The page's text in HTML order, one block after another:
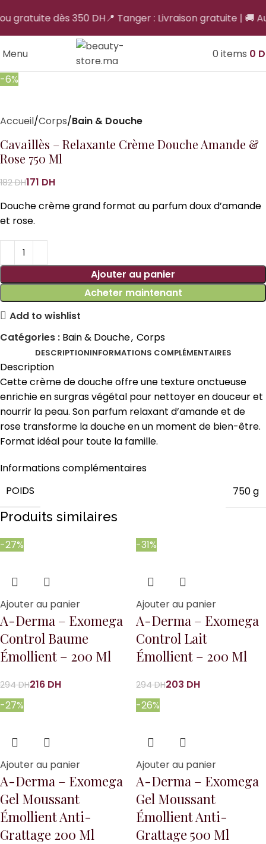
Menu 0 items 0
-6%
Accueil Corps Bain & Douche
Cavaillès – Relaxante Crème Douche Amande &
Rose 750 Ml
182DH171 DH
Douche crème grand format au parfum doux d’amande
et rose.
Ajouter au panier
Acheter maintenant
Add to wishlist
Catégories : Bain & Douche, Corps
DESCRIPTIONINFORMATIONS COMPLÉMENTAIRES
Description
Cette crème de douche offre une texture onctueuse
enrichie en surgras végétal pour nettoyer en douceur et
nourrir la peau. Son parfum relaxant d’amande et de
rose transforme la douche en un moment de bien-être.
Format idéal pour toute la famille.
Informations complémentaires
POIDS
750 g
Produits similaires
-27%
Ajouter au panier
A-Derma – Exomega
Control Baume
Émollient – 200 Ml
294DH216 DH
-31%
Ajouter au panier
A-Derma – Exomega
Control Lait
Émollient – 200 Ml
294DH203 DH
-27%
Ajouter au panier
A-Derma – Exomega
Gel Moussant
Émollient Anti-
Grattage 200 Ml
-26%
Ajouter au panier
A-Derma – Exomega
Gel Moussant
Émollient Anti-
Grattage 500 Ml
gratuite dès 350 DH📍 Tanger : Livraison gratuite | 🚚